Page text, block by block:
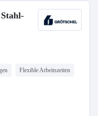
Flexible Arbeitszeiten